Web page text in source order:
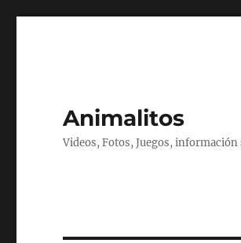
Animalitos
Videos, Fotos, Juegos, información